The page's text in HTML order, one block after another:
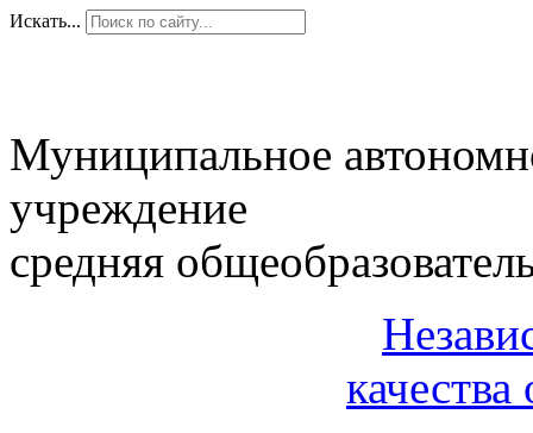
Искать...
Муниципальное
учреждение
средняя
качества